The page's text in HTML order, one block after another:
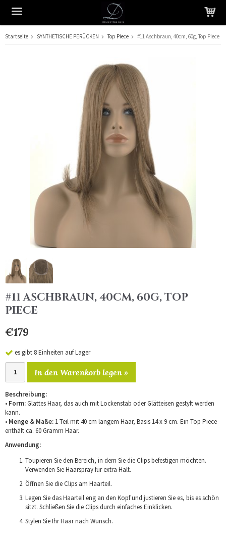
Das Produkt wurde in Ihren Warenkorb gelegt
Startseite SYNTHETISCHE PERÜCKEN Top Piece #11 Aschbraun, 40cm, 60g, Top Piece
#11 ASCHBRAUN, 40CM, 60G, TOP
PIECE
€179
es gibt 8 Einheiten auf Lager
In den Warenkorb legen »
Beschreibung:
• Form:Glattes Haar, das auch mit Lockenstab oder Glätteisen gestylt werden
kann.
• Menge & Maße: 1 Teil mit 40 cm langem Haar, Basis 14 x 9 cm. Ein Top Piece
enthält ca. 60 Gramm Haar.
Anwendung:
Toupieren Sie den Bereich, in dem Sie die Clips befestigen möchten.
Verwenden Sie Haarspray für extra Halt.
Öffnen Sie die Clips am Haarteil.
Legen Sie das Haarteil eng an den Kopf und justieren Sie es, bis es schön
sitzt. Schließen Sie die Clips durch einfaches Einklicken.
Stylen Sie Ihr Haar nach Wunsch.